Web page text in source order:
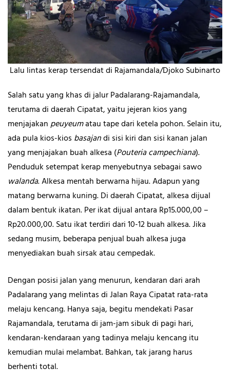
Lalu lintas kerap tersendat di Rajamandala/Djoko Subinarto
Salah satu yang khas di jalur Padalarang-Rajamandala,
terutama di daerah Cipatat, yaitu jejeran kios yang
menjajakanpeuyeumatau tape dari ketela pohon. Selain itu,
ada pula kios-kios basajandi sisi kiri dan sisi kanan jalan
yang menjajakan buah alkesa (Pouteria campechiana).
Penduduk setempat kerap menyebutnya sebagai sawo
walanda. Alkesa mentah berwarna hijau. Adapun yang
matang berwarna kuning. Di daerah Cipatat, alkesa dijual
dalam bentuk ikatan. Per ikat dijual antara Rp15.000,00 –
Rp20.000,00. Satu ikat terdiri dari 10-12 buah alkesa. Jika
sedang musim, beberapa penjual buah alkesa juga
menyediakan buah sirsak atau cempedak.
Dengan posisi jalan yang menurun, kendaran dari arah
Padalarang yang melintas di Jalan Raya Cipatat rata-rata
melaju kencang. Hanya saja, begitu mendekati Pasar
Rajamandala, terutama di jam-jam sibuk di pagi hari,
kendaran-kendaraan yang tadinya melaju kencang itu
kemudian mulai melambat. Bahkan, tak jarang harus
berhenti total.